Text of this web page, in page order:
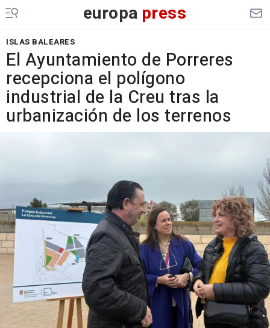
europa press
ISLAS BALEARES
El Ayuntamiento de Porreres
recepciona el polígono
industrial de la Creu tras la
urbanización de los terrenos